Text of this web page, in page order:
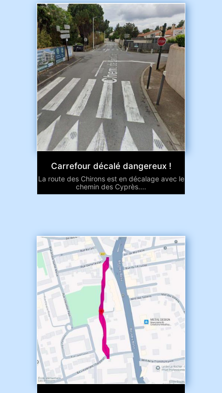
Carrefour décalé dangereux !
La route des Chirons est en décalage avec le
chemin des Cyprès....